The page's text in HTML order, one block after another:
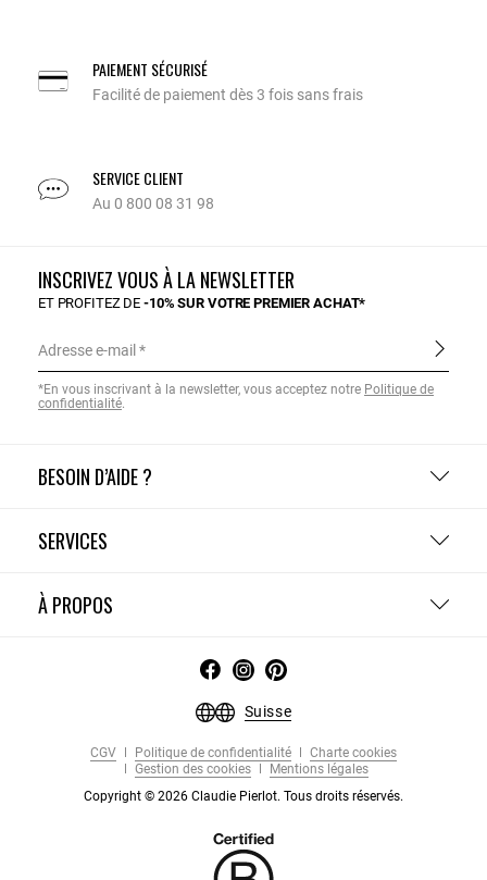
PAIEMENT SÉCURISÉ
Facilité de paiement dès 3 fois sans frais
SERVICE CLIENT
Au 0 800 08 31 98
BESOIN D’AIDE ?
SERVICES
À PROPOS
INSCRIVEZ VOUS À LA NEWSLETTER
ET PROFITEZ DE-10% SUR VOTRE PREMIER ACHAT*
Adresse e-mail
*En vous inscrivant à la newsletter, vous acceptez notre Politique de
confidentialité.
Suisse
CGV Politique de confidentialité
Charte cookies
Gestion des cookies
Mentions légales
Copyright © 2026 Claudie Pierlot. Tous droits réservés.